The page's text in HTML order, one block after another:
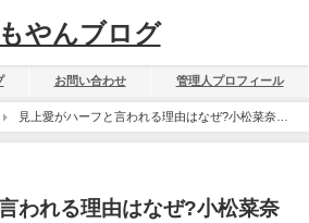
やんブログ
お問い合わせ 管理人プロフィール
見上愛がハーフと言われる理由はなぜ?小松菜奈と
われる理由はなぜ?小松菜奈